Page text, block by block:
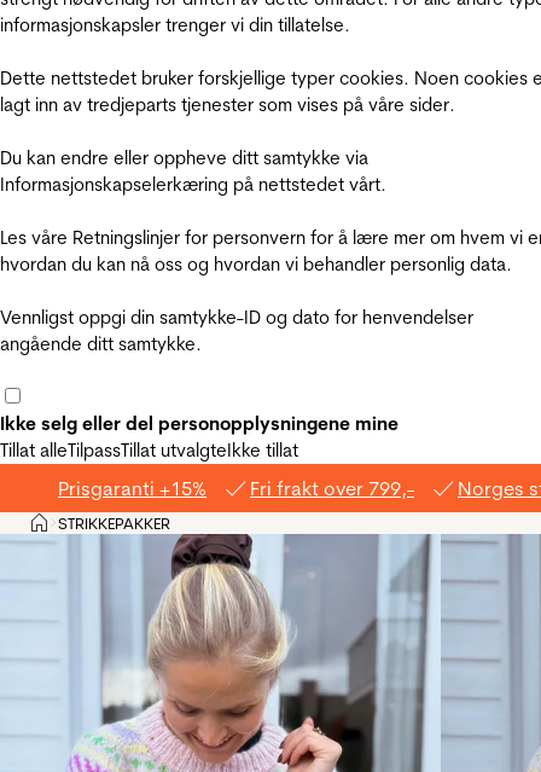
informasjonskapsler trenger vi din tillatelse.
Dette nettstedet bruker forskjellige typer cookies. Noen cookies
lagt inn av tredjeparts tjenester som vises på våre sider.
Du kan endre eller oppheve ditt samtykke via
Informasjonskapselerkæring på nettstedet vårt.
Les våre Retningslinjer for personvern for å lære mer om hvem vi
hvordan du kan nå oss og hvordan vi behandler personlig data.
Vennligst oppgi din samtykke-ID og dato for henvendelser
angående ditt samtykke.
Ikke selg eller del personopplysningene mine
Tillat alleTilpassTillat utvalgteIkke tillat
Prisgaranti +15% Fri frakt over 799,- Norges
Hjem
>STRIKKEPAKKER